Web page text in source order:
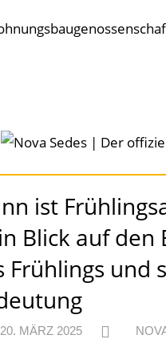
ist
Blick auf den
Frühlings und
20. MÄRZ 2025